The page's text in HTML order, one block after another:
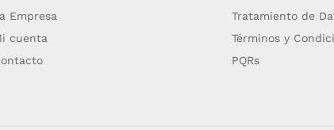
Empresa
cuenta
Tratamiento de
Términos y
PQRs